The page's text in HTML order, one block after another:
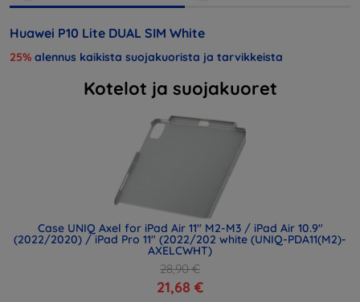
Huawei P10 Lite DUAL SIM White
25% alennus kaikista suojakuorista ja tarvikkeista
Kotelot ja suojakuoret
Case UNIQ Axel for iPad Air 11" M2-M3 / iPad Air 10.9"
(2022/2020) / iPad Pro 11" (2022/202 white (UNIQ-PDA11(M2)-
AXELCWHT)
28,90 €
21,68 €